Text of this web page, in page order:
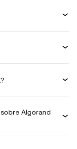
Algorand